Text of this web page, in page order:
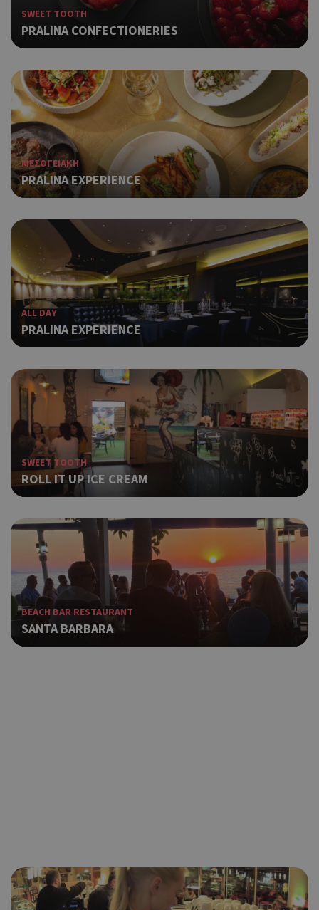
SWEET TOOTH
PRALINA CONFECTIONERIES
ΜΕΣΟΓΕΙΑΚΗ
PRALINA EXPERIENCE
ALL DAY
PRALINA ΕXPERIENCE
SWEET TOOTH
ROLL IT UP ICE CREAM
BEACH BAR RESTAURANT
SANTA BARBARA